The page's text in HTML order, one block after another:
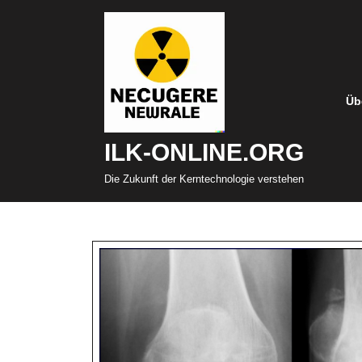
ILK-ONLINE.ORG
Die Zukunft der Kerntechnologie verstehen